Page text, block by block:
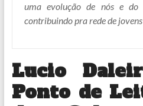
uma evolução de nós e do
contribuindo pra rede de
Lucio
Ponto de